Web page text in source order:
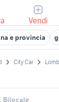
Vendi
e provincia
City Car